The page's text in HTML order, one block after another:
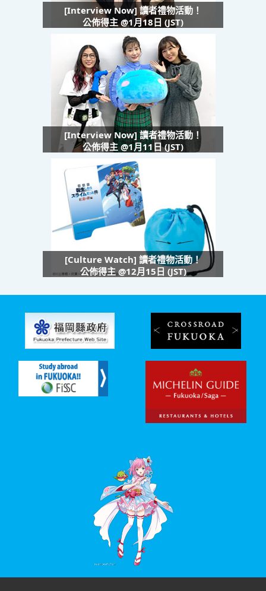
[Interview Now] 讀者禮物活動！
公佈得主 @1月18日 (JST)
[Interview Now] 讀者禮物活動！
公佈得主 @1月11日 (JST)
[Culture Watch] 讀者禮物活動！
公佈得主 @12月15日 (JST)